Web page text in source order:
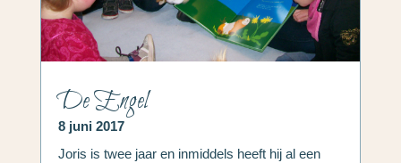
De Engel
8 juni 2017
Joris is twee jaar en inmiddels heeft hij al een